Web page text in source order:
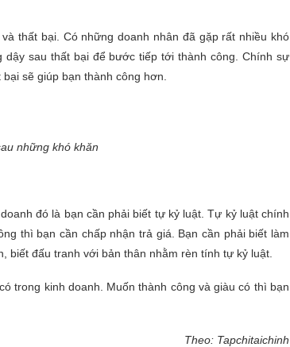
thất bại. Có những doanh nhân đã gặp rất nhiều khó
sau thất bại để bước tiếp tới thành công. Chính sự
sẽ giúp bạn thành công hơn.
những khó khăn
đó là bạn cần phải biết tự kỷ luật. Tự kỷ luật chính
thì bạn cần chấp nhận trả giá. Bạn cần phải biết làm
biết đấu tranh với bản thân nhằm rèn tính tự kỷ luật.
trong kinh doanh. Muốn thành công và giàu có thì bạn
Theo: Tapchitaichinh